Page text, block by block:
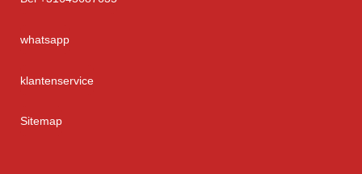
whatsapp
klantenservice
Sitemap